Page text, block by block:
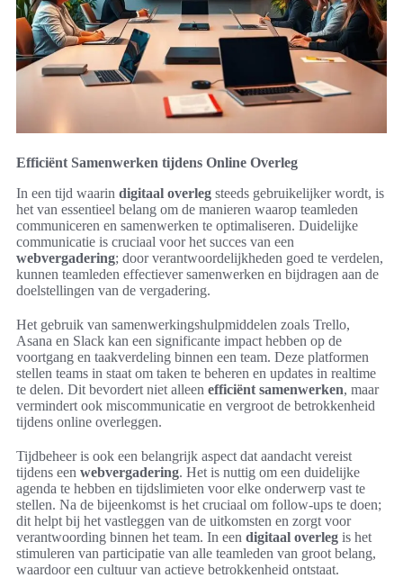
Efficiënt Samenwerken tijdens Online Overleg
In een tijd waarin digitaal overleg steeds gebruikelijker wordt, is
het van essentieel belang om de manieren waarop teamleden
communiceren en samenwerken te optimaliseren. Duidelijke
communicatie is cruciaal voor het succes van een
webvergadering; door verantwoordelijkheden goed te verdelen,
kunnen teamleden effectiever samenwerken en bijdragen aan de
doelstellingen van de vergadering.
Het gebruik van samenwerkingshulpmiddelen zoals Trello,
Asana en Slack kan een significante impact hebben op de
voortgang en taakverdeling binnen een team. Deze platformen
stellen teams in staat om taken te beheren en updates in realtime
te delen. Dit bevordert niet alleen efficiënt samenwerken, maar
vermindert ook miscommunicatie en vergroot de betrokkenheid
tijdens online overleggen.
Tijdbeheer is ook een belangrijk aspect dat aandacht vereist
tijdens een webvergadering. Het is nuttig om een duidelijke
agenda te hebben en tijdslimieten voor elke onderwerp vast te
stellen. Na de bijeenkomst is het cruciaal om follow-ups te doen;
dit helpt bij het vastleggen van de uitkomsten en zorgt voor
verantwoording binnen het team. In een digitaal overleg is het
stimuleren van participatie van alle teamleden van groot belang,
waardoor een cultuur van actieve betrokkenheid ontstaat.